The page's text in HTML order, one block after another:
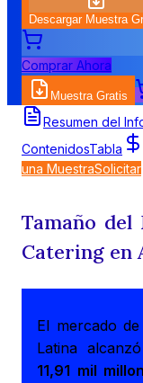
Descargar Muestra
Comprar Ahora
Muestra Gratis
Resumen del
ContenidosTabla
una MuestraSolicitar
Tamaño del
Catering en
El mercado
Latina
11,91 mil